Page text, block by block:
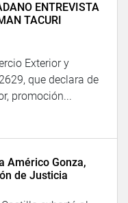
ENTREVISTA
TACURI
Exterior y
que declara de
promoción...
Américo Gonza,
de Justicia